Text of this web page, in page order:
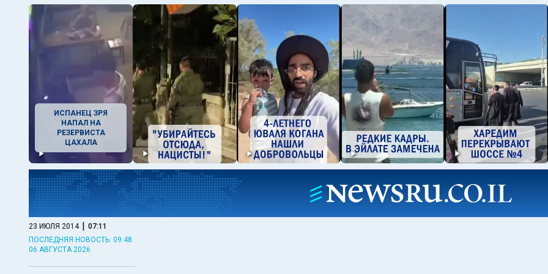
ИСПАНЕЦ ЗРЯ
НАПАЛ НА
РЕЗЕРВИСТА
ЦАХАЛА
23 ИЮЛЯ 2014 | 07:11
ПОСЛЕДНЯЯ НОВОСТЬ: 09:48
06 АВГУСТА 2026